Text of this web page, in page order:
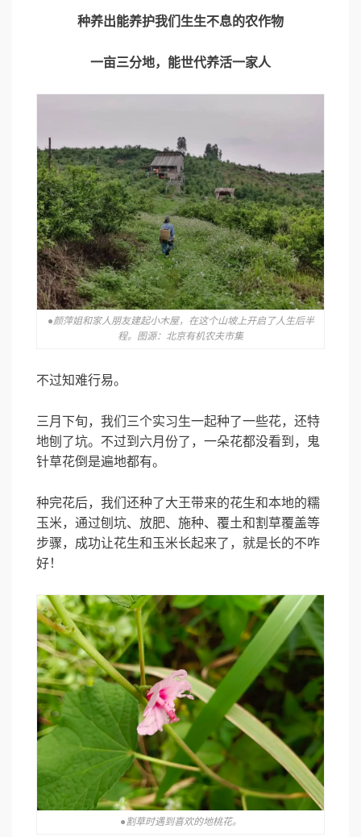
种养出能养护我们生生不息的农作物
一亩三分地，能世代养活一家人
●颜萍姐和家人朋友建起小木屋，在这个山坡上开启了人生后半
程。图源：北京有机农夫市集
不过知难行易。
三月下旬，我们三个实习生一起种了一些花，还特
地刨了坑。不过到六月份了，一朵花都没看到，鬼
针草花倒是遍地都有。
种完花后，我们还种了大王带来的花生和本地的糯
玉米，通过刨坑、放肥、施种、覆土和割草覆盖等
步骤，成功让花生和玉米长起来了，就是长的不咋
好！
●割草时遇到喜欢的地桃花。